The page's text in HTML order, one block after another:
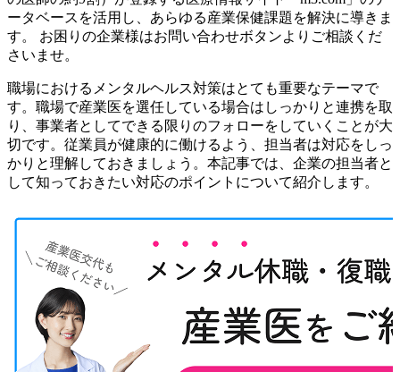
ータベースを活用し、あらゆる産業保健課題を解決に導きま
す。 お困りの企業様はお問い合わせボタンよりご相談くだ
さいませ。
職場におけるメンタルヘルス対策はとても重要なテーマで
す。職場で産業医を選任している場合はしっかりと連携を取
り、事業者としてできる限りのフォローをしていくことが大
切です。従業員が健康的に働けるよう、担当者は対応をしっ
かりと理解しておきましょう。本記事では、企業の担当者と
して知っておきたい対応のポイントについて紹介します。